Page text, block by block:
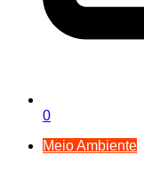
0
Meio Ambiente